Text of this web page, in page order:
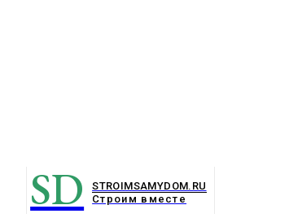
SD
STROIMSAMYDOM.RU
Строим вместе